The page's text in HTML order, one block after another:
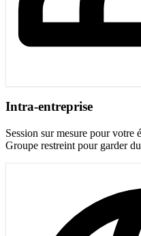
Intra-entreprise
Session sur mesure pour votre
Groupe restreint pour garder